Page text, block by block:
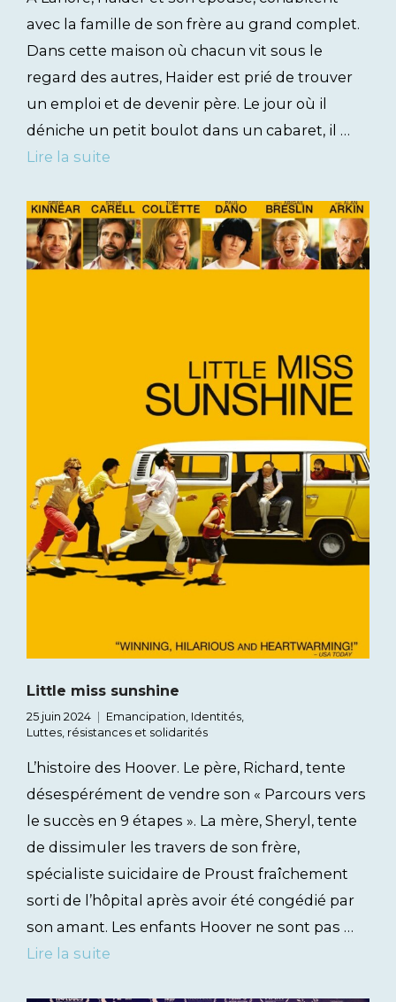
avec la famille de son frère au grand complet.
Dans cette maison où chacun vit sous le
regard des autres, Haider est prié de trouver
un emploi et de devenir père. Le jour où il
déniche un petit boulot dans un cabaret, il …
Lire la suite
Little miss sunshine
25 juin 2024 Emancipation, Identités,
Luttes, résistances et solidarités
L’histoire des Hoover. Le père, Richard, tente
désespérément de vendre son « Parcours vers
le succès en 9 étapes ». La mère, Sheryl, tente
de dissimuler les travers de son frère,
spécialiste suicidaire de Proust fraîchement
sorti de l’hôpital après avoir été congédié par
son amant. Les enfants Hoover ne sont pas …
Lire la suite